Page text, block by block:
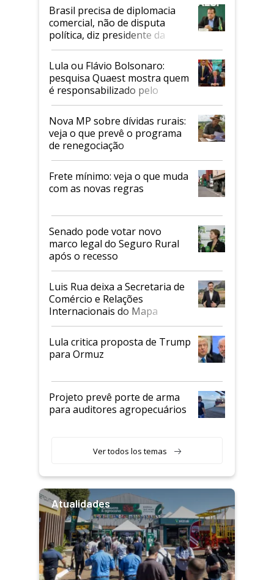
Brasil precisa de diplomacia
comercial, não de disputa
política, diz presidente da
Faesp
Lula ou Flávio Bolsonaro:
pesquisa Quaest mostra quem
é responsabilizado pelo
tarifaço dos EUA
Nova MP sobre dívidas rurais:
veja o que prevê o programa
de renegociação
Frete mínimo: veja o que muda
com as novas regras
Senado pode votar novo
marco legal do Seguro Rural
após o recesso
Luis Rua deixa a Secretaria de
Comércio e Relações
Internacionais do Mapa
Lula critica proposta de Trump
para Ormuz
Projeto prevê porte de arma
para auditores agropecuários
Ver todos los temas
Atualidades